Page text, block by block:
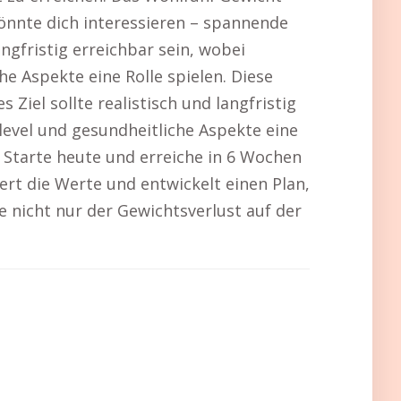
dich interessieren – spannende
erreichbar sein, wobei
Aspekte eine Rolle spielen. Diese
Ziel sollte realistisch und langfristig
und gesundheitliche Aspekte eine
heute und erreiche in 6 Wochen
die Werte und entwickelt einen Plan,
nicht nur der Gewichtsverlust auf der